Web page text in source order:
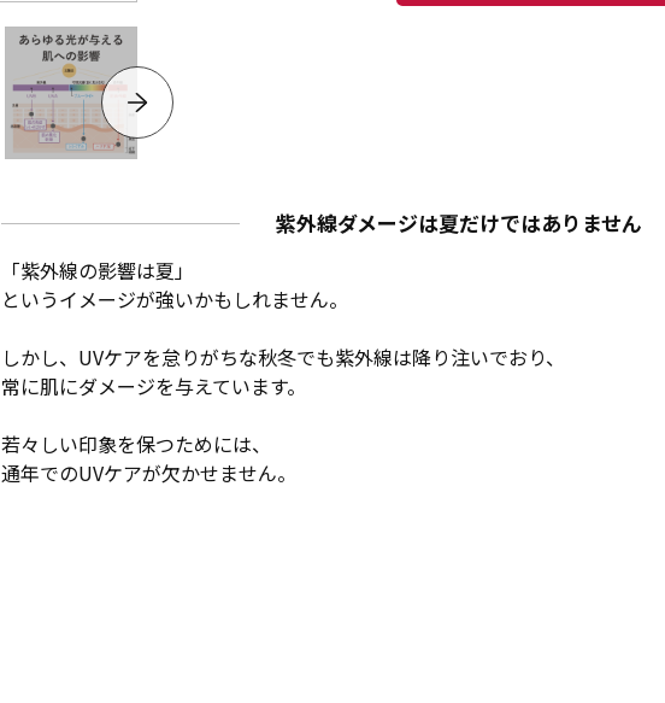
紫外線ダメージは夏だけではありません
「紫外線の影響は夏」
というイメージが強いかもしれません。
しかし、UVケアを怠りがちな秋冬でも紫外線は降り注いでおり、
常に肌にダメージを与えています。
若々しい印象を保つためには、
通年でのUVケアが欠かせません。